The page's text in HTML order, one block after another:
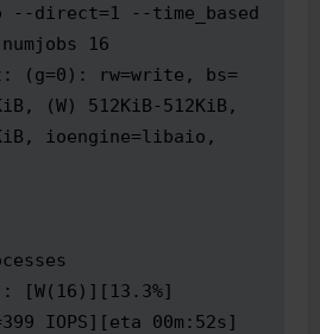
--direct=1 --time_based
16
rw=write, bs=
(W) 512KiB-512KiB,
ioengine=libaio,
[W(16)][13.3%]
IOPS][eta 00m:52s]